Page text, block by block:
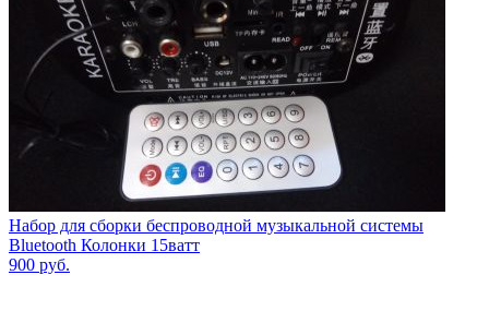
Набор для сборки беспроводной музыкальной системы
Bluetooth Колонки 15ватт
900 руб.